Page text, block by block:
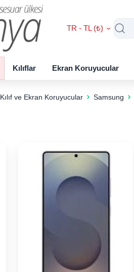
TR - TL (₺)
Kılıflar Ekran Koruyucular
Kılıf ve Ekran Koruyucular Samsung